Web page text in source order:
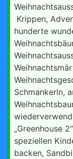
Krippen,
hunderte
Schmankerln,
„Greenhouse
speziellen
backen,